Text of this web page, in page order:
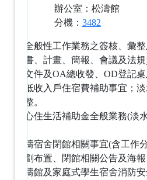
辦公室：松濤館
分機： 3482
輔組全般性工作業務之簽核、彙
項文書、計畫、簡報、會議及法規
輔組文件及OA總收發、OD登記桌
濤館低收入戶住宿費補助事宜；
件彙整。
整安心住生活補助金全般業務(淡
籌松濤宿舍閉館相關事宜(含工作
地規劃布置、閉館相關公告及海報
理松濤館及家庭式學生宿舍消防